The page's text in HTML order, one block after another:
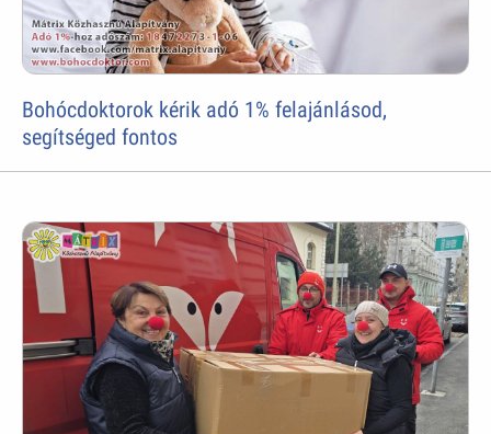
Bohócdoktorok kérik adó 1% felajánlásod,
segítséged fontos